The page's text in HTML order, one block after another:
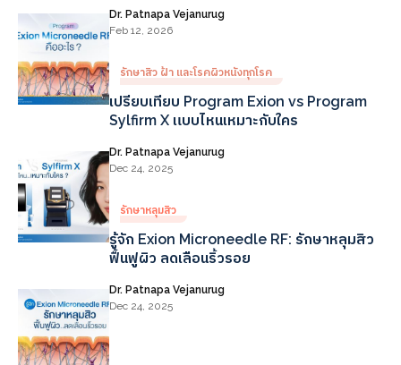
Dr. Patnapa Vejanurug
Feb 12, 2026
รักษาสิว ฝ้า และโรคผิวหนังทุกโรค
เปรียบเทียบ Program Exion vs Program
Sylfirm X แบบไหนเหมาะกับใคร
Dr. Patnapa Vejanurug
Dec 24, 2025
รักษาหลุมสิว
รู้จัก Exion Microneedle RF: รักษาหลุมสิว
ฟื้นฟูผิว ลดเลือนริ้วรอย
Dr. Patnapa Vejanurug
Dec 24, 2025